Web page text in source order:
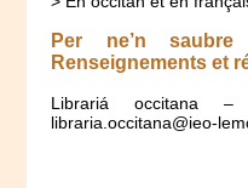
Per ne’n
Renseignements et
Librariá
libraria.occitana@ieo-